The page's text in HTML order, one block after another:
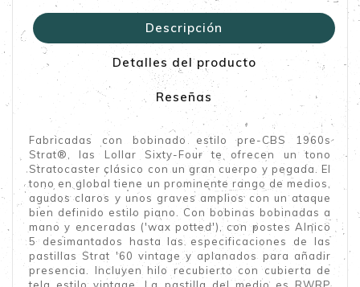
Descripción
Detalles del producto
Reseñas
Fabricadas con bobinado estilo pre-CBS 1960s
Strat®, las Lollar Sixty-Four te ofrecen un tono
Stratocaster clásico con un gran cuerpo y pegada. El
tono en global tiene un prominente rango de medios,
agudos claros y unos graves amplios con un ataque
bien definido estilo piano. Con bobinas bobinadas a
mano y enceradas ('wax potted'), con postes Alnico
5 desimantados hasta las especificaciones de las
pastillas Strat '60 vintage y aplanados para añadir
presencia. Incluyen hilo recubierto con cubierta de
tela estilo vintage. La pastilla del medio es RWRP